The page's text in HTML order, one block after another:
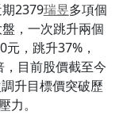
2379瑞昱多項個
，一次跳升兩個
，跳升37%，
目前股價截至今
升目標價突破歷
力。